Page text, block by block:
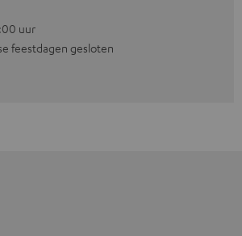
uur
feestdagen gesloten